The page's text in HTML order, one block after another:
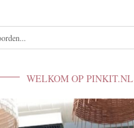
WELKOM OP PINKIT.NL